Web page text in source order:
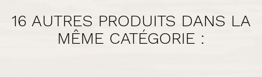
16 AUTRES PRODUITS DANS LA
MÊME CATÉGORIE :